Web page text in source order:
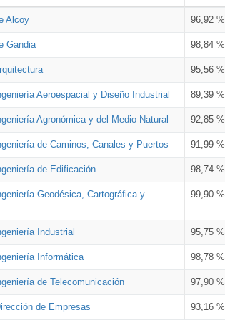
Alcoy 96,92 %
Gandia 98,84 %
95,56 %
Aeroespacial y Diseño Industrial 89,39 %
Agronómica y del Medio Natural 92,85 %
de Caminos, Canales y Puertos 91,99 %
de Edificación 98,74 %
Geodésica, Cartográfica y
99,90 %
Industrial 95,75 %
Informática 98,78 %
de Telecomunicación 97,90 %
de Empresas 93,16 %